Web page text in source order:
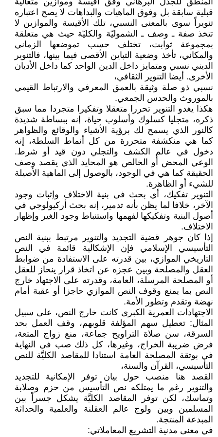
قبلية سابقة بل وفوق الماهيات والبداهات لا يصح اعتباره
تنويراً سوى بالمعنى النسبي، تلك الأقيسة والموازين لا
تتخذ صفة ـ وصف ـ الشموليّة والكليّة حيث هي متعلقة
بمجموعة ثوابت، تختلف حسب تموضعها الزماني
والمكاني، تأخذ وضعية التباين الأقصى فيما بينها، فالتنوير
الديني نسبي ومتمايز داخل الدين الواحد كما داخل الأديان
الأخرى. أيضا التنوير الثقافي،
نسبي ذو صلة وثيقة بالعمق المعرفي والارتباط القيمي
بالموروث والحدس الجمعي.
هكذا يغدو التنوير تحررا متعقلا وتفكيرا متجردا مما سبق
ذكره، متجليا كسلوك وأسلوب حياة، إنه ببساطة شديدة
كالنور الذي يسمح لك برؤية الأشياء والوقائع والظواهر
كما هي منكشفة متحررة من كل أنماط السلطة، إنه
دخول في عالم الكشف والتجلي دون قيد أو شرط.
الوعي المحض أو الخالص هو المحايد الذي يقصد وصف
الحقيقة كما هي في الوجود، بالوصول إلى الماهية الأصيلة
للشيء أو الظاهرة.
التنوير تفكيك، أي بحث في بنية الاختلاف وإثبات وجود
الآخر، خلافا لما يظن بأنه تدمير، إنه بحث أركيولوجي في
أصول البنية وتفكيكها لفهمها واستنباط وجود الغير وإظهار
الاختلاف.
إذا كان جوهر قضية التجديد والتنوير مرتبط ببنية النص
التأسيسي الإسلامي فإن الإشكالية قائمة في النص
التاريخي الموازي، بين قدرته على الاستفادة من ضوابط
العقل والمصلحة وبين عجزه عن اتخاذ قرار ينحاز للعقل
أو المصلحة المرسلة، العامة، وقدرته على الاجتهاد خارج
النص بما يمنع وقوف النص الموازي حاجزا أو عقبة أمام
نهضة وتقدم وتطور الأمة.
الاجتهادات العمرية الكبرى كانت خارج النص، على سبيل
المثال: تعطيل سهم المؤلفة قلوبهم، وقف العمل بحد
السرقة، سن صلاة التراويح جماعة، منع زواج المتعة،
فرض ضريبة الخراج، وغيرها، كل ذلك صب في النهاية
في بوتقة المصلحة العامة استنادا للمقاصد الكليَّة للنص
التأسيسي، القرآن والسنة،
القصد هنا منصب حول بيان توفر الإمكانية للتجديد
والتنوير رغم ما يمتلكه نص التأسيس من حزم وصلابة
وتماسك، لكن توفر المقاصد الكليَّة يشكل جسراً بين
المسلمين وبين ولوج عالم العقلنة والعلمية والحداثة
المبدعة المنتجة.
في معنى مدنية التشريع المعاملاتي: